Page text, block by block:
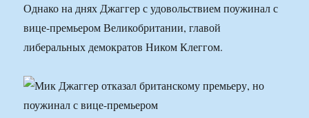
Однако на днях Джаггер с удовольствием поужинал с
вице-премьером Великобритании, главой
либеральных демократов Ником Клеггом.